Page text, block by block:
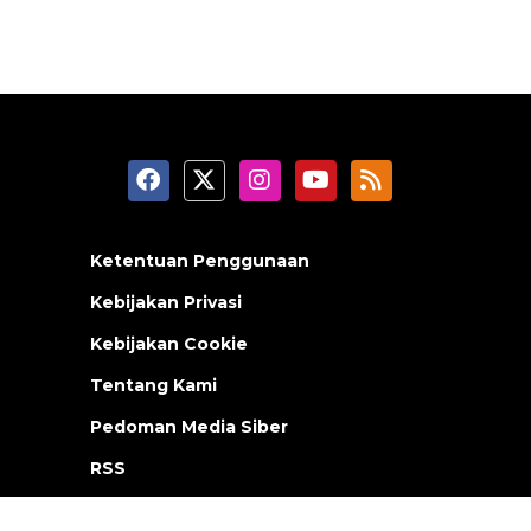
Ketentuan Penggunaan
Kebijakan Privasi
Kebijakan Cookie
Tentang Kami
Pedoman Media Siber
RSS